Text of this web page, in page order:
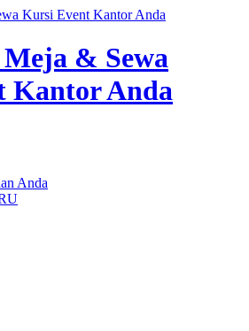
Meja & Sewa
Kantor Anda
Anda